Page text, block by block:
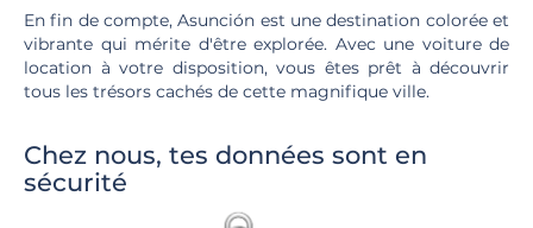
En fin de compte, Asunción est une destination colorée et
vibrante qui mérite d'être explorée. Avec une voiture de
location à votre disposition, vous êtes prêt à découvrir
tous les trésors cachés de cette magnifique ville.
Chez nous, tes données sont en
sécurité